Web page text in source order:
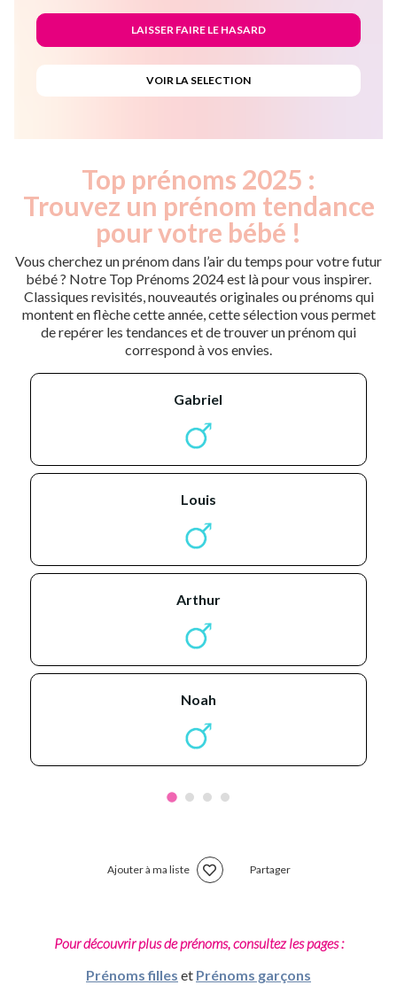
Top prénoms 2025 :
Trouvez un prénom tendance
pour votre bébé !
Vous cherchez un prénom dans l’air du temps pour votre futur
bébé ? Notre Top Prénoms 2024 est là pour vous inspirer.
Classiques revisités, nouveautés originales ou prénoms qui
montent en flèche cette année, cette sélection vous permet
de repérer les tendances et de trouver un prénom qui
correspond à vos envies.
gabriel
louis
arthur
noah
Ajouter à ma liste Partager
Pour découvrir plus de prénoms, consultez les pages :
Prénoms filles et Prénoms garçons